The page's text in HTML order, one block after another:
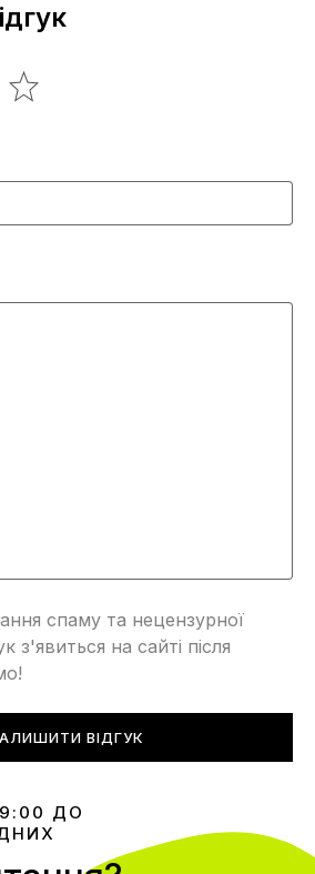
спаму та нецензурної
з'явиться на сайті після
ВІДГУК
ДО